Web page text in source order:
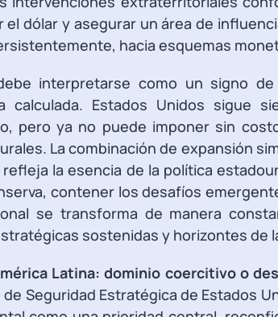
el dólar y asegurar un área de
hacia esquemas
interpretarse como un signo
calculada. Estados Unidos sigue
pero ya no puede imponer sin
La combinación de expansión
la esencia de la política
contener los desafíos
se transforma de manera
sostenidas y horizontes de
Latina: dominio coercitivo o
Seguridad Estratégica de Estados